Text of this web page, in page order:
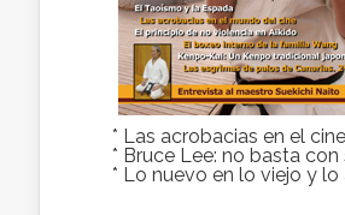
* Las acrobacias en el cine
* Bruce Lee: no basta
* Lo nuevo en lo viejo y